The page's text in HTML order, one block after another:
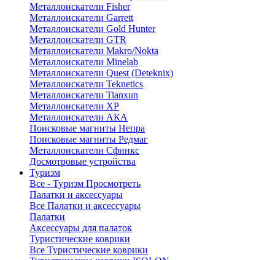
Металлоискатели Fisher
Металлоискатели Garrett
Металлоискатели Gold Hunter
Металлоискатели GTR
Металлоискатели Makro/Nokta
Металлоискатели Minelab
Металлоискатели Quest (Deteknix)
Металлоискатели Teknetics
Металлоискатели Tianxun
Металлоискатели XP
Металлоискатели АКА
Поисковые магниты Непра
Поисковые магниты Редмаг
Металлоискатели Сфинкс
Досмотровые устройства
Туризм
Все - Туризм Просмотреть
Палатки и аксессуары
Все Палатки и аксессуары
Палатки
Аксессуары для палаток
Туристические коврики
Все Туристические коврики